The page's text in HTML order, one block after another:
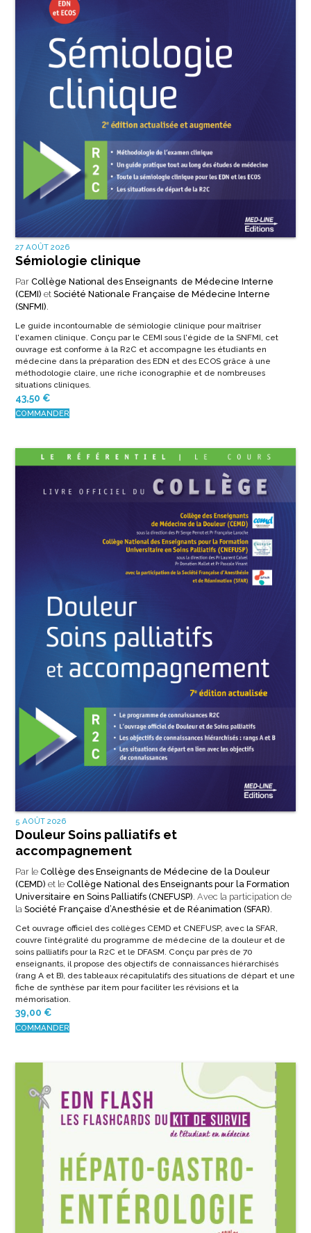
27 AOÛT 2026
Sémiologie clinique
Par Collège National des Enseignants de Médecine Interne
(CEMI) et Société Nationale Française de Médecine Interne
(SNFMI).
Le guide incontournable de sémiologie clinique pour maîtriser
l'examen clinique. Conçu par le CEMI sous l'égide de la SNFMI, cet
ouvrage est conforme à la R2C et accompagne les étudiants en
médecine dans la préparation des EDN et des ECOS grâce à une
méthodologie claire, une riche iconographie et de nombreuses
situations cliniques.
43,50 €
COMMANDER
5 AOÛT 2026
Douleur Soins palliatifs et
accompagnement
Par le Collège des Enseignants de Médecine de la Douleur
(CEMD) et le Collège National des Enseignants pour la Formation
Universitaire en Soins Palliatifs (CNEFUSP). Avec la participation de
la Société Française d’Anesthésie et de Réanimation (SFAR).
Cet ouvrage officiel des collèges CEMD et CNEFUSP, avec la SFAR,
couvre l’intégralité du programme de médecine de la douleur et de
soins palliatifs pour la R2C et le DFASM. Conçu par près de 70
enseignants, il propose des objectifs de connaissances hiérarchisés
(rang A et B), des tableaux récapitulatifs des situations de départ et une
fiche de synthèse par item pour faciliter les révisions et la
mémorisation.
39,00 €
COMMANDER